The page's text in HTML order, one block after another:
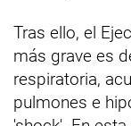
Tras ello, el
más grave es
respiratoria,
pulmones e